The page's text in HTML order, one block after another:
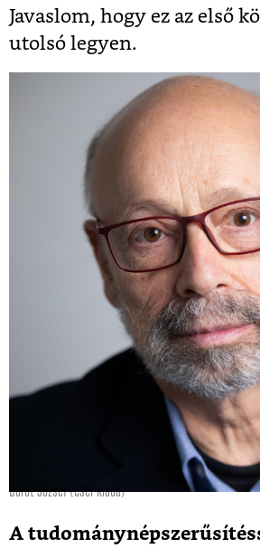
Javaslom, hogy ez az első
utolsó legyen.
Barát József (Cser Kiadó)
A